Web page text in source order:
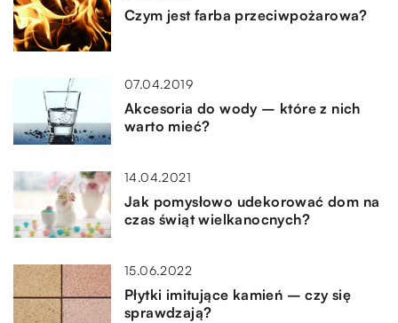
Czym jest farba przeciwpożarowa?
07.04.2019
Akcesoria do wody – które z nich
warto mieć?
14.04.2021
Jak pomysłowo udekorować dom na
czas świąt wielkanocnych?
15.06.2022
Płytki imitujące kamień – czy się
sprawdzają?